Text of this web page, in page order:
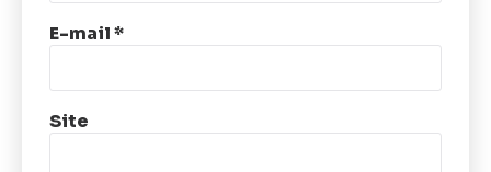
E-mail*
Site